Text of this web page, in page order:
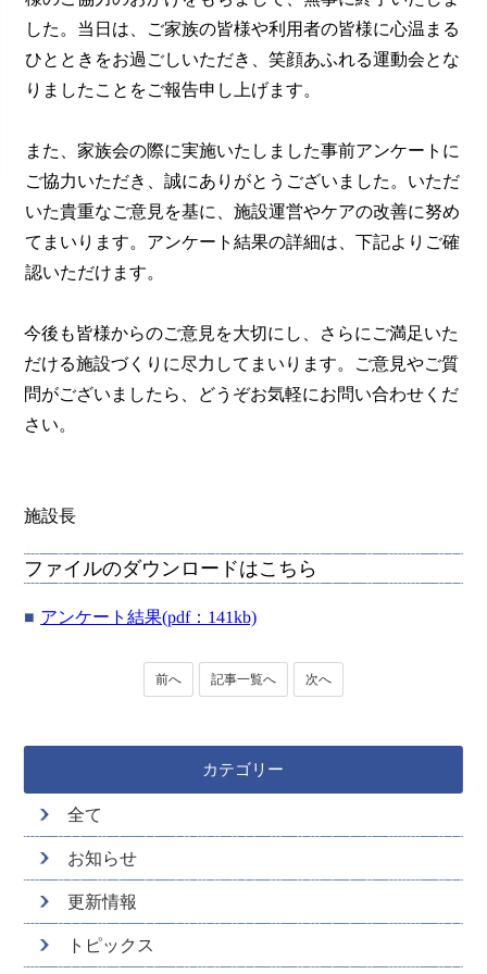
カテゴリー
全て
お知らせ
更新情報
トピックス
した。当日は、ご家族の皆様や利用者の皆様に心温まる
ひとときをお過ごしいただき、笑顔あふれる運動会とな
りましたことをご報告申し上げます。
また、家族会の際に実施いたしました事前アンケートに
ご協力いただき、誠にありがとうございました。いただ
いた貴重なご意見を基に、施設運営やケアの改善に努め
てまいります。アンケート結果の詳細は、下記よりご確
認いただけます。
今後も皆様からのご意見を大切にし、さらにご満足いた
だける施設づくりに尽力してまいります。ご意見やご質
問がございましたら、どうぞお気軽にお問い合わせくだ
さい。
施設長
ファイルのダウンロードはこちら
アンケート結果(pdf：141kb)
前へ 記事一覧へ 次へ